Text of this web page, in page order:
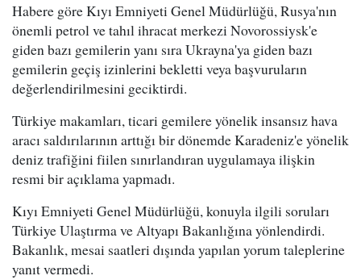
Habere göre Kıyı Emniyeti Genel Müdürlüğü, Rusya'nın
önemli petrol ve tahıl ihracat merkezi Novorossiysk'e
giden bazı gemilerin yanı sıra Ukrayna'ya giden bazı
gemilerin geçiş izinlerini bekletti veya başvuruların
değerlendirilmesini geciktirdi.
Türkiye makamları, ticari gemilere yönelik insansız hava
aracı saldırılarının arttığı bir dönemde Karadeniz'e yönelik
deniz trafiğini fiilen sınırlandıran uygulamaya ilişkin
resmi bir açıklama yapmadı.
Kıyı Emniyeti Genel Müdürlüğü, konuyla ilgili soruları
Türkiye Ulaştırma ve Altyapı Bakanlığına yönlendirdi.
Bakanlık, mesai saatleri dışında yapılan yorum taleplerine
yanıt vermedi.